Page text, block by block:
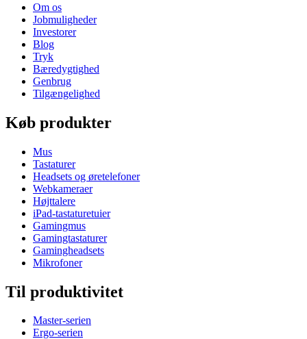
Om os
Jobmuligheder
Investorer
Blog
Tryk
Bæredygtighed
Genbrug
Tilgængelighed
Køb produkter
Mus
Tastaturer
Headsets og øretelefoner
Webkameraer
Højttalere
iPad-tastaturetuier
Gamingmus
Gamingtastaturer
Gamingheadsets
Mikrofoner
Til produktivitet
Master-serien
Ergo-serien